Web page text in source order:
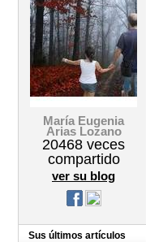
María Eugenia
Arias Lozano
20468 veces
compartido
ver su blog
Sus últimos artículos